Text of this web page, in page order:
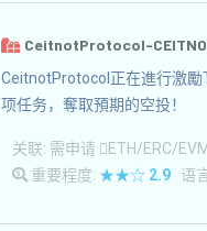
CeitnotProtocol-
CeitnotProtocol正在進行激勵
项任务，奪取預期的空投！
关联: 需申请 ETH/ERC/EVM
重要程度: ★★☆ 2.9 语